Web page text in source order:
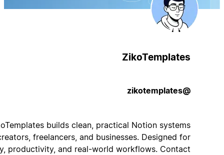
ZikoTemplates
ZikoTemplates builds clean, practical Notion systems
for creators, freelancers, and businesses. Designed for
clarity, productivity, and real-world workflows. Contact